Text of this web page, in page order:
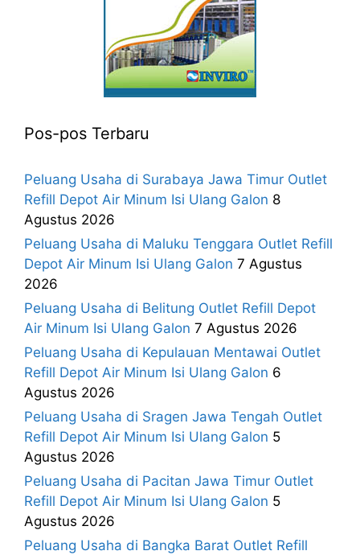
Pos-pos Terbaru
Peluang Usaha di Surabaya Jawa Timur Outlet
Refill Depot Air Minum Isi Ulang Galon 8
Agustus 2026
Peluang Usaha di Maluku Tenggara Outlet Refill
Depot Air Minum Isi Ulang Galon 7 Agustus
2026
Peluang Usaha di Belitung Outlet Refill Depot
Air Minum Isi Ulang Galon 7 Agustus 2026
Peluang Usaha di Kepulauan Mentawai Outlet
Refill Depot Air Minum Isi Ulang Galon 6
Agustus 2026
Peluang Usaha di Sragen Jawa Tengah Outlet
Refill Depot Air Minum Isi Ulang Galon 5
Agustus 2026
Peluang Usaha di Pacitan Jawa Timur Outlet
Refill Depot Air Minum Isi Ulang Galon 5
Agustus 2026
Peluang Usaha di Bangka Barat Outlet Refill